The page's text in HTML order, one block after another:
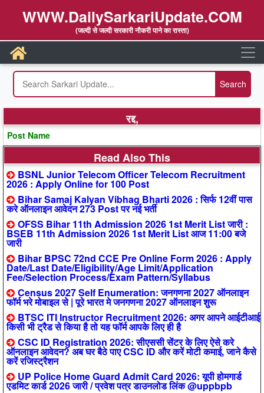
WWW.DailySarkariUpdate.COM
(जल्दी से जल्दी सरकारी नौकरी पाने का रास्ता)
रद्द,
Post Name
Read Also This
BSNL Junior Telecom Officer Telecom Recruitment
2026 : Apply Online for 100 Post
Bihar Samaj Kalyan Vibhag Bharti 2026 : सिर्फ 12वीं पास
करे ऑनलाइन आवेदन 273 Post पर नई भर्ती
OFSS Bihar 11th Admission 2026 1st Merit List जारी :
BSEB 11th Admission 2026 1st Merit List आज 11:00 बजे
जारी
Bihar BPSC 72nd CCE Pre Online Form 2026 : Apply
Date/Last Date/Eligibility/Age Limit/Application
Fee/Selection Process/Exam Pattern/Syllabus
Census 2027 Self Enumeration: जनगणना 2027 ऑनलाइन
फॉर्म भरे मोबाइल से | पूरे भारत मे जनगणना 2027 ऑनलाइन शुरू
BTSC ITI Instructor Recruitment 2026: अगर आपने आईटीआई
किसी भी ट्रैड से किया है तो यह फॉर्म आपके लिए ही है
CSC ID Registration 2026: सीएससी सेंटर के लिए ऐसे करे
ऑनलाइन आवेदन? अब घर बैठे पाए CSC ID और करें मोटी कमाई, जाने कैसे
करें रजिस्ट्रैशन
UP Police Home Guard Admit Card 2026: यूपी होमगार्ड
एडमिट कार्ड 2026 जारी / प्रवेश पत्र डाउनलोड लिंक @uppbpb